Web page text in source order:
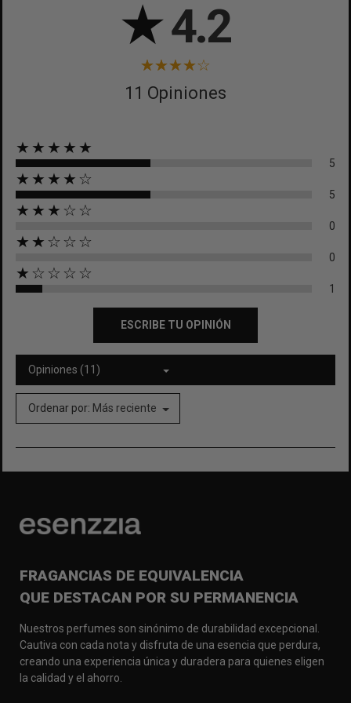
★4.2
11 Opiniones
★★★★★
5
★★★★☆
5
★★★☆☆
0
★★☆☆☆
0
★☆☆☆☆
1
ESCRIBE TU OPINIÓN
Opiniones (11)
Ordenar por: Más reciente
FRAGANCIAS DE EQUIVALENCIA
QUE DESTACAN POR SU PERMANENCIA
Nuestros perfumes son sinónimo de durabilidad excepcional.
Cautiva con cada nota y disfruta de una esencia que perdura,
creando una experiencia única y duradera para quienes eligen
la calidad y el ahorro.